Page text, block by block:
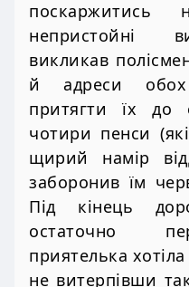
поскаржитись
непристойні
викликав
й адреси
притягти їх до
чотири пенси
щирий намір
заборонив їм
Під кінець
остаточно
приятелька
не витерпівши